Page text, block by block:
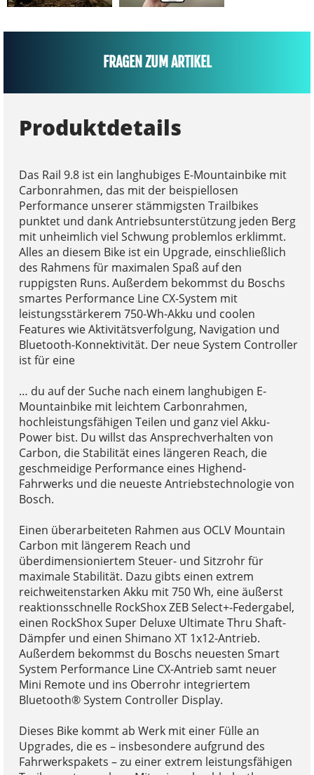
FRAGEN ZUM ARTIKEL
Produktdetails
Das Rail 9.8 ist ein langhubiges E-Mountainbike mit
Carbonrahmen, das mit der beispiellosen
Performance unserer stämmigsten Trailbikes
punktet und dank Antriebsunterstützung jeden Berg
mit unheimlich viel Schwung problemlos erklimmt.
Alles an diesem Bike ist ein Upgrade, einschließlich
des Rahmens für maximalen Spaß auf den
ruppigsten Runs. Außerdem bekommst du Boschs
smartes Performance Line CX-System mit
leistungsstärkerem 750-Wh-Akku und coolen
Features wie Aktivitätsverfolgung, Navigation und
Bluetooth-Konnektivität. Der neue System Controller
ist für eine
… du auf der Suche nach einem langhubigen E-
Mountainbike mit leichtem Carbonrahmen,
hochleistungsfähigen Teilen und ganz viel Akku-
Power bist. Du willst das Ansprechverhalten von
Carbon, die Stabilität eines längeren Reach, die
geschmeidige Performance eines Highend-
Fahrwerks und die neueste Antriebstechnologie von
Bosch.
Einen überarbeiteten Rahmen aus OCLV Mountain
Carbon mit längerem Reach und
überdimensioniertem Steuer- und Sitzrohr für
maximale Stabilität. Dazu gibts einen extrem
reichweitenstarken Akku mit 750 Wh, eine äußerst
reaktionsschnelle RockShox ZEB Select+-Federgabel,
einen RockShox Super Deluxe Ultimate Thru Shaft-
Dämpfer und einen Shimano XT 1x12-Antrieb.
Außerdem bekommst du Boschs neuesten Smart
System Performance Line CX-Antrieb samt neuer
Mini Remote und ins Oberrohr integriertem
Bluetooth® System Controller Display.
Dieses Bike kommt ab Werk mit einer Fülle an
Upgrades, die es – insbesondere aufgrund des
Fahrwerkspakets – zu einer extrem leistungsfähigen